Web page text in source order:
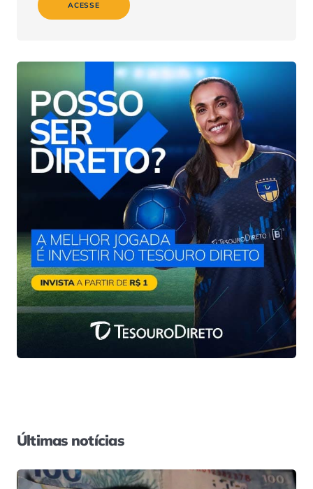
ACESSE
Últimas notícias